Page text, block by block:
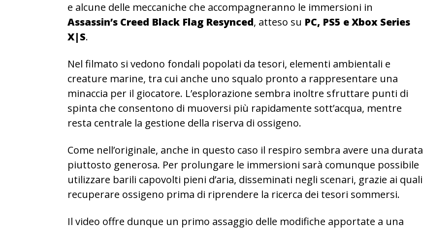
e alcune delle meccaniche che accompagneranno le immersioni in
Assassin’s Creed Black Flag Resynced, atteso su PC, PS5 e Xbox Series
X|S.
Nel filmato si vedono fondali popolati da tesori, elementi ambientali e
creature marine, tra cui anche uno squalo pronto a rappresentare una
minaccia per il giocatore. L’esplorazione sembra inoltre sfruttare punti di
spinta che consentono di muoversi più rapidamente sott’acqua, mentre
resta centrale la gestione della riserva di ossigeno.
Come nell’originale, anche in questo caso il respiro sembra avere una durata
piuttosto generosa. Per prolungare le immersioni sarà comunque possibile
utilizzare barili capovolti pieni d’aria, disseminati negli scenari, grazie ai quali
recuperare ossigeno prima di riprendere la ricerca dei tesori sommersi.
Il video offre dunque un primo assaggio delle modifiche apportate a una